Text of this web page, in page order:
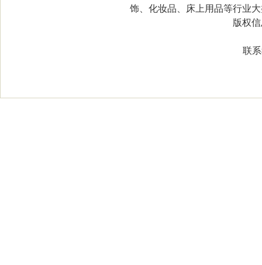
饰、化妆品、床上用品等行业
版权信
联